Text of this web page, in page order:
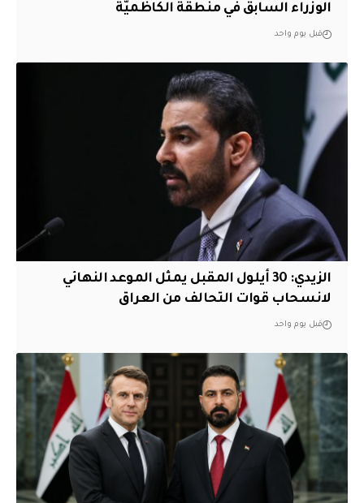
الوزراء السابق في منطقة الكاظميَّة
قبل يوم واحد
الزيدي: 30 أيلول المقبل يمثل الموعد النهائي
لانسحاب قوات التحالف من العراق
قبل يوم واحد